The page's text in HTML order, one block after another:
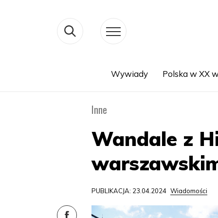
Wywiady Polska w XX
Inne
Wandale z
PUBLIKACJA: 23.04.2024 Wiadomości